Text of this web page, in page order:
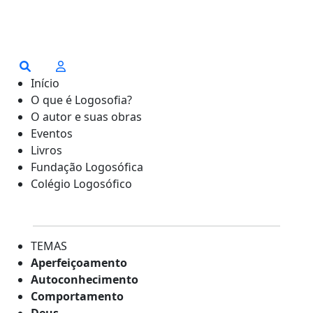
Início
O que é Logosofia?
O autor e suas obras
Eventos
Livros
Fundação Logosófica
Colégio Logosófico
TEMAS
Aperfeiçoamento
Autoconhecimento
Comportamento